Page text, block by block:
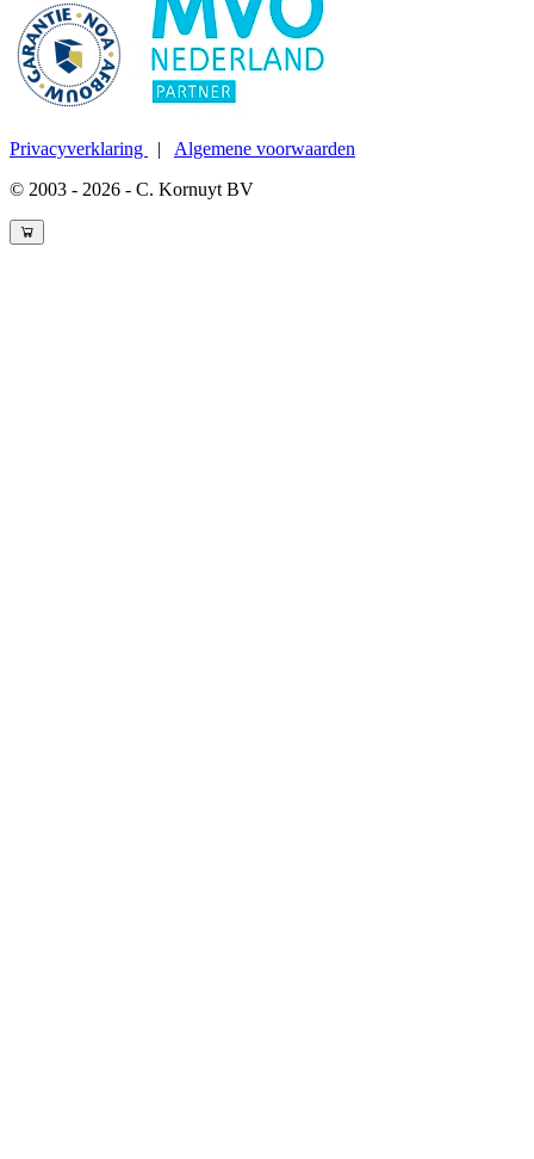
Privacyverklaring | Algemene voorwaarden
© 2003 - 2026 - C. Kornuyt BV